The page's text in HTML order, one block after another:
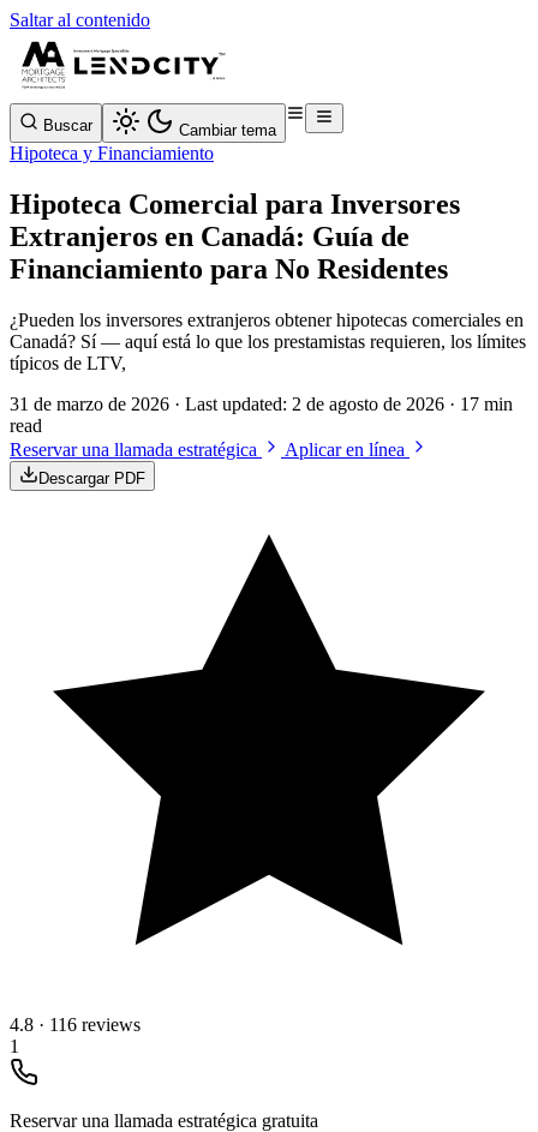
Saltar al contenido
Buscar Cambiar tema
Hipoteca y Financiamiento
Hipoteca Comercial para Inversores
Extranjeros en Canadá: Guía de
Financiamiento para No Residentes
¿Pueden los inversores extranjeros obtener hipotecas comerciales en
Canadá? Sí — aquí está lo que los prestamistas requieren, los límites
típicos de LTV,
31 de marzo de 2026 · Last updated: 2 de agosto de 2026 · 17 min
read
Reservar una llamada estratégica
Aplicar en línea
Descargar PDF
4.8 · 116 reviews
1
Reservar una llamada estratégica gratuita